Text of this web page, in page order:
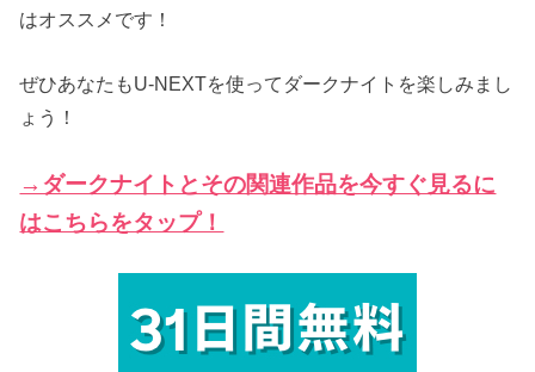
はオススメです！
ぜひあなたもU-NEXTを使ってダークナイトを楽しみまし
ょう！
→ダークナイトとその関連作品を今すぐ見るに
はこちらをタップ！